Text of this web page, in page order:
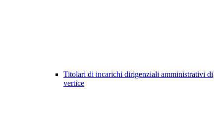
Titolari di incarichi dirigenziali amministrativi di
vertice